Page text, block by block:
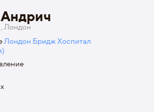
Лондон
Лондон Бридж Хоспитал